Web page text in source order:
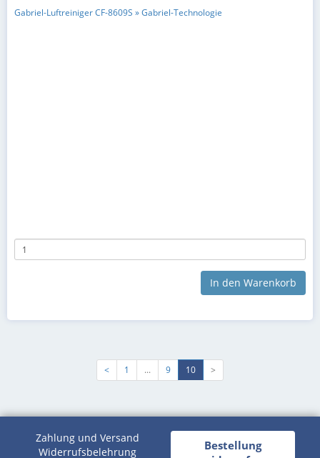
Gabriel-Luftreiniger CF-8609S » Gabriel-Technologie
In den Warenkorb
< 1 ... 9 10 >
Zahlung und Versand
Widerrufsbelehrung
Bestellung